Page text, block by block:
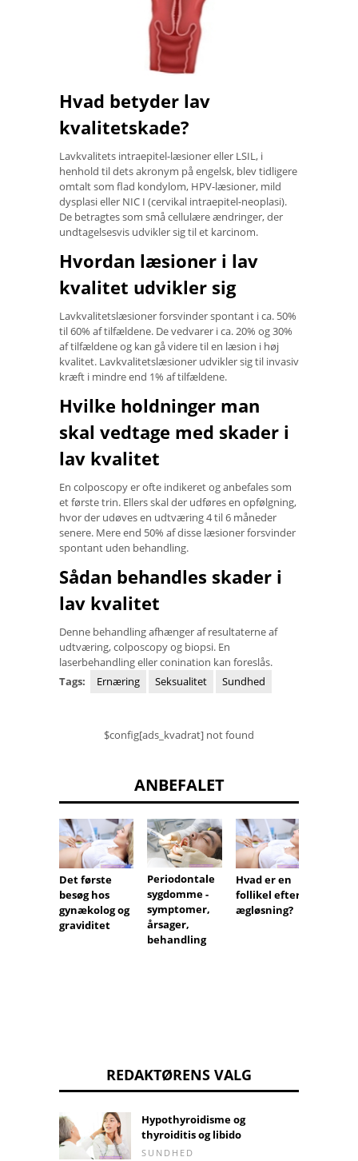
Hvad betyder lav
kvalitetskade?
Lavkvalitets intraepitel-læsioner eller LSIL, i
henhold til dets akronym på engelsk, blev tidligere
omtalt som flad kondylom, HPV-læsioner, mild
dysplasi eller NIC I (cervikal intraepitel-neoplasi).
De betragtes som små cellulære ændringer, der
undtagelsesvis udvikler sig til et karcinom.
Hvordan læsioner i lav
kvalitet udvikler sig
Lavkvalitetslæsioner forsvinder spontant i ca. 50%
til 60% af tilfældene. De vedvarer i ca. 20% og 30%
af tilfældene og kan gå videre til en læsion i høj
kvalitet. Lavkvalitetslæsioner udvikler sig til invasiv
kræft i mindre end 1% af tilfældene.
Hvilke holdninger man
skal vedtage med skader i
lav kvalitet
En colposcopy er ofte indikeret og anbefales som
et første trin. Ellers skal der udføres en opfølgning,
hvor der udøves en udtværing 4 til 6 måneder
senere. Mere end 50% af disse læsioner forsvinder
spontant uden behandling.
Sådan behandles skader i
lav kvalitet
Denne behandling afhænger af resultaterne af
udtværing, colposcopy og biopsi. En
laserbehandling eller conination kan foreslås.
Tags:
Ernæring Seksualitet Sundhed
$config[ads_kvadrat] not found
ANBEFALET
Det første
besøg hos
gynækolog og
graviditet
Periodontale
sygdomme -
symptomer,
årsager,
behandling
Hvad er en
follikel efter
ægløsning?
REDAKTØRENS VALG
Hypothyroidisme og
thyroiditis og libido
SUNDHED